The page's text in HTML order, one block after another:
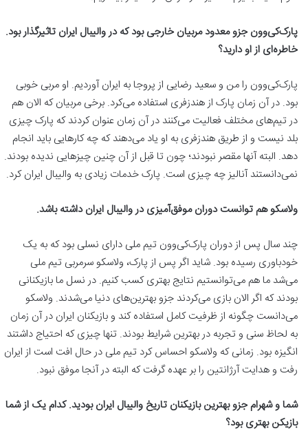
پارک‌کی‌وون جزو معدود مربیان خارجی بود که در والیبال ایران تاثیرگذار بود.
خاطره‌ای از او دارید؟
پارک‌کی‌وون را من و سعید رضایی از پروجا به ایران آوردیم. او مربی خوبی
بود. در آن زمان پارک از هندزفری استفاده می‌کرد. برخی مربیان که الان هم
در تیم‌های مختلف فعالیت می‌کنند در آن زمان عنوان کردند که پارک چیزی
بلد نیست و از طریق هندزفری به او یاد می‌دهند که چه کارهایی باید انجام
دهد. البته آنها مقصر نبودند؛ چون تا قبل از آن چنین چیزهایی ندیده بودند.
نمی‌دانستند آنالیز چه چیزی است. پارک خدمات زیادی به والیبال ایران کرد.
ولاسکو هم توانست دوران موفق‌آمیزی در والیبال ایران داشته باشد.
چند سال پس از دوران پارک‌کی‌وون تیم ملی دارای نسلی بود که به یک
خودباوری رسیده بود. شاید اگر پس از پارک، ولاسکو سرمربی تیم ملی
می‌شد ما هم می‌توانستیم نتایج بهتری کسب کنیم. در نسل ما بازیکنانی
بودند که اگر الان بازی می‌کردند جزو بهترین‌های دنیا می‌شدند. ولاسکو
می‌دانست چگونه از ظرفیت کامل استفاده کند و بازیکنان ایران در آن زمان
به لحاظ سنی و تجربه در بهترین شرایط بودند. تنها چیزی که احتیاج داشتند
انگیزه بود. زمانی که ولاسکو احساس کرد تیم ملی در حال افت است از ایران
رفت و هدایت آرژانتین را بر عهده گرفت که البته در آنجا موفق نبود.
شما و شهرام جزو بهترین بازیکنان تاریخ والیبال ایران بودید. کدام یک از شما
بازیکن بهتری بود؟